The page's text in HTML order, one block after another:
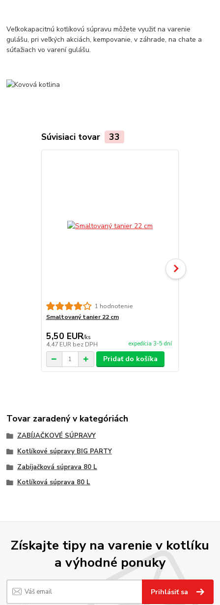
Veľkokapacitnú kotlíkovú súpravu môžete využiť na varenie
gulášu, pri veľkých akciách, kempovanie, v záhrade, na chate a
súťažiach vo varení gulášu.
Súvisiaci tovar 33
1 hodnotenie
Smaltovaný tanier 22 cm
5,50 EUR/ks
4,47 EUR bez DPH expedícia 3-5 dní
Pridať do košíka
Tovar zaradený v kategóriách
ZABÍJAČKOVÉ SÚPRAVY
Kotlíkové súpravy BIG PARTY
Zabíjačková súprava 80 L
Kotlíková súprava 80 L
Získajte tipy na varenie v kotlíku
a výhodné ponuky
Prihlásiť sa